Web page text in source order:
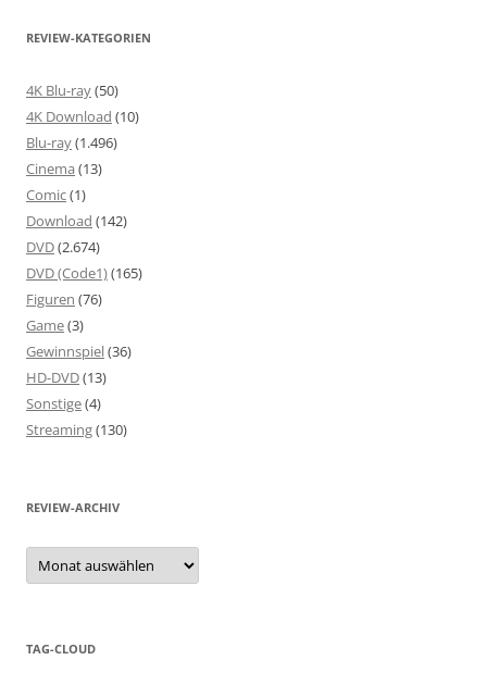
REVIEW-KATEGORIEN
4K Blu-ray(50)
4K Download (10)
Blu-ray(1.496)
Cinema (13)
Comic(1)
Download (142)
DVD(2.674)
DVD (Code1)(165)
Figuren (76)
Game(3)
Gewinnspiel(36)
HD-DVD(13)
Sonstige(4)
Streaming(130)
REVIEW-ARCHIV
Review-
Archiv
TAG-CLOUD